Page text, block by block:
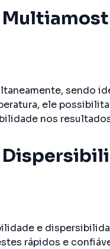
sendo
ele
nos
e
rápidos e